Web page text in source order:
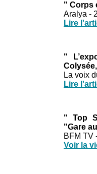
" Corps
Aralya -
Lire
"
La voix
Lire
" Top
"Gare
BFM TV
Voir la